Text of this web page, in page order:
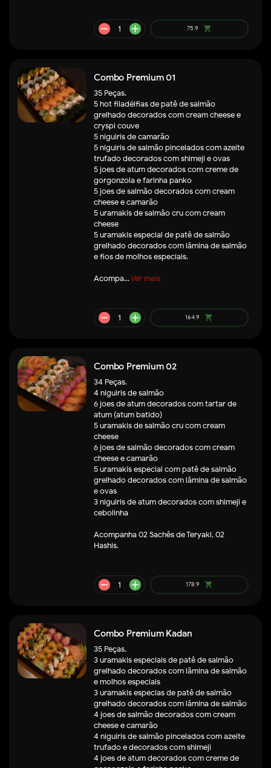
remove add
remove add
Combo Premium 01
35 Peças.
5 hot filadélfias de patê de salmão
grelhado decorados com cream cheese e
cryspi couve
5 niguiris de camarão
5 niguiris de salmão pincelados com azeite
trufado decorados com shimeji e ovas
5 joes de atum decorados com creme de
gorgonzola e farinha panko
5 joes de salmão decorados com cream
cheese e camarão
5 uramakis de salmão cru com cream
cheese
5 uramakis especial de patê de salmão
grelhado decorados com lâmina de salmão
e fios de molhos especiais.
Acompa...Ver mais
Combo Premium 02
34 Peças.
4 niguiris de salmão
6 joes de atum decorados com tartar de
atum (atum batido)
5 uramakis de salmão cru com cream
cheese
6 joes de salmão decorados com cream
cheese e camarão
5 uramakis especial com patê de salmão
grelhado decorados com lâmina de salmão
e ovas
3 niguiris de atum decorados com shimeji e
cebolinha
Acompanha 02 Sachês de Teryaki, 02
Hashis.
Combo Premium Kadan
35 Peças.
3 uramakis especiais de patê de salmão
grelhado decorados com lãmina de salmão
e molhos especiais
3 uramakis especias de patê de salmão
grelhado decorados com lâmina de salmão
4 joes de salmão decorados com cream
cheese e camarão
4 niguiris de salmão pincelados com azeite
trufado e decorados com shimeji
4 joes de atum decorados com creme de